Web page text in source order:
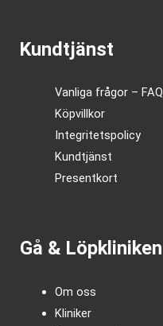
Kundtjänst
Vanliga frågor – FAQ
Köpvillkor
Integritetspolicy
Kundtjänst
Presentkort
Gå & Löpkliniken
Om oss
Kliniker